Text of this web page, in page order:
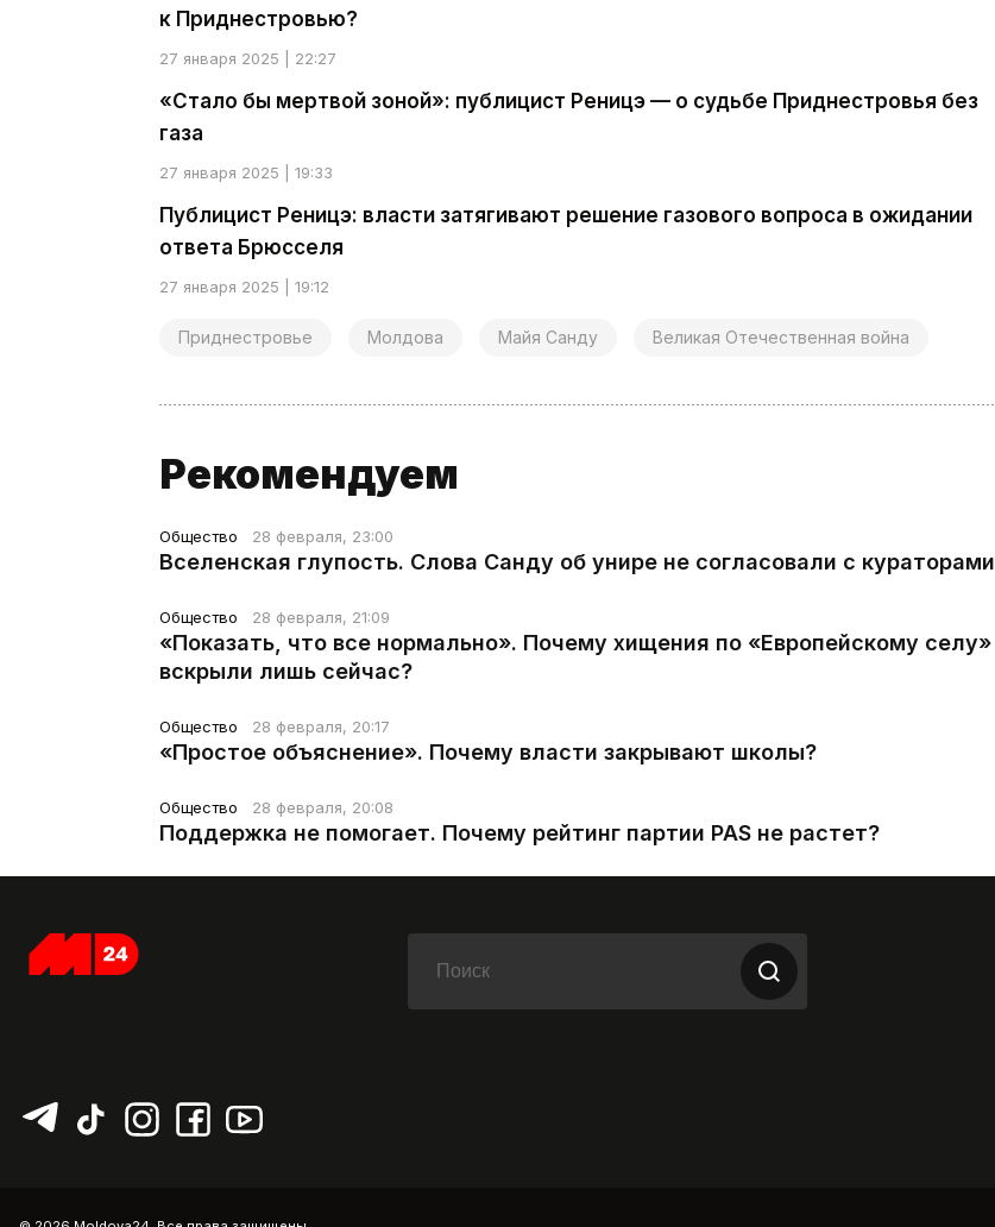
к Приднестровью?
27 января 2025 | 22:27
«Стало бы мертвой зоной»: публицист Реницэ — о судьбе Приднестровья без
газа
27 января 2025 | 19:33
Публицист Реницэ: власти затягивают решение газового вопроса в ожидании
ответа Брюсселя
27 января 2025 | 19:12
Приднестровье Молдова Майя Санду Великая Отечественная война
Рекомендуем
Общество 28 февраля, 23:00
Вселенская глупость. Слова Санду об унире не согласовали с кураторами
Общество 28 февраля, 21:09
«Показать, что все нормально». Почему хищения по «Европейскому селу»
вскрыли лишь сейчас?
Общество 28 февраля, 20:17
«Простое объяснение». Почему власти закрывают школы?
Общество 28 февраля, 20:08
Поддержка не помогает. Почему рейтинг партии PAS не растет?